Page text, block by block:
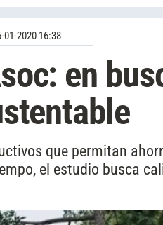
01-2020 16:38
en
que permitan
el estudio busca